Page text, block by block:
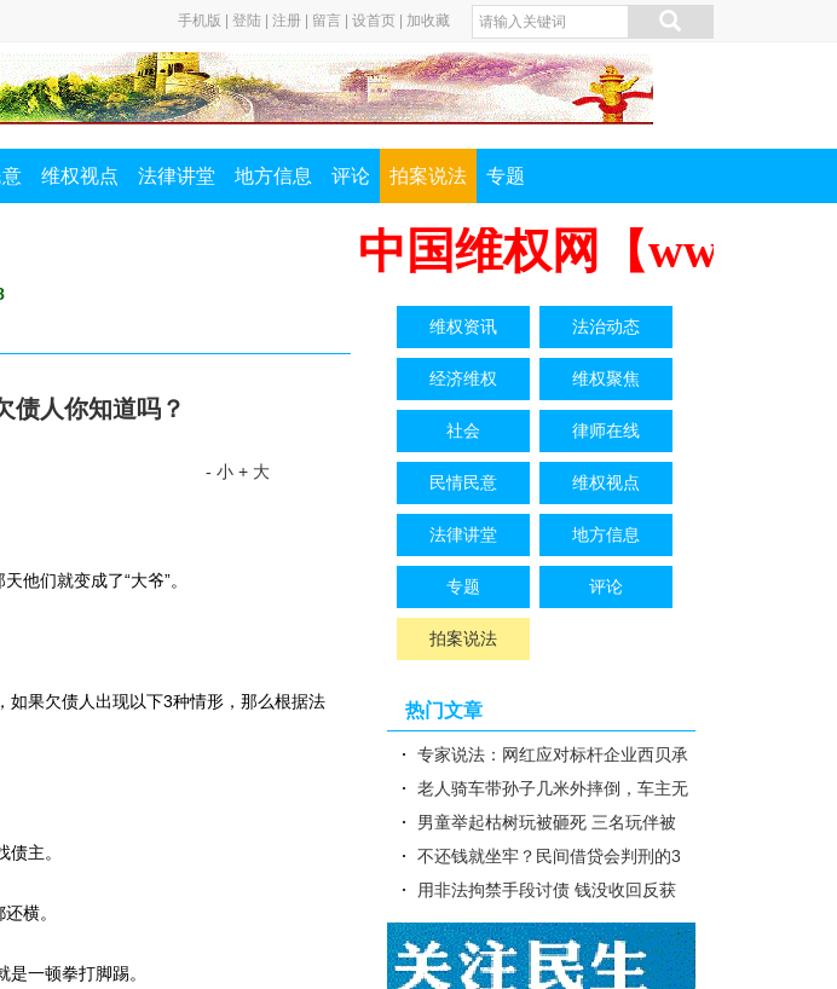
手机版 登陆 注册 留言 设首页 加收藏
维权视点 法律讲堂 地方信息 评论 拍案说法 专题
中国维权网【
债人你知道吗？
- 小 + 大
他们就变成了“大爷”。
果欠债人出现以下3种情形，那么根据法
主。
横。
一顿拳打脚踢。
维权资讯 法治动态
经济维权 维权聚焦
社会 律师在线
民情民意 维权视点
法律讲堂 地方信息
专题 评论
拍案说法
热门文章
专家说法：网红应对标杆企业西贝承
担侵权责任——西贝事件与网络..
老人骑车带孙子几米外摔倒，车主无
过错也赔钱
男童举起枯树玩被砸死 三名玩伴被
判担责
不还钱就坐牢？民间借贷会判刑的3
种情形，欠债人你知道吗？
用非法拘禁手段讨债 钱没收回反获
罪